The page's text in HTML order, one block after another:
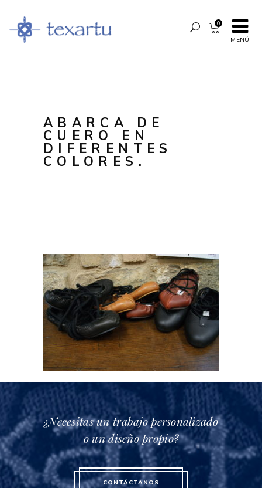
MENÚ
0
ABARCA DE
CUERO EN
DIFERENTES
COLORES.
¿Necesitas un trabajo personalizado
o un diseño propio?
CONTÁCTANOS